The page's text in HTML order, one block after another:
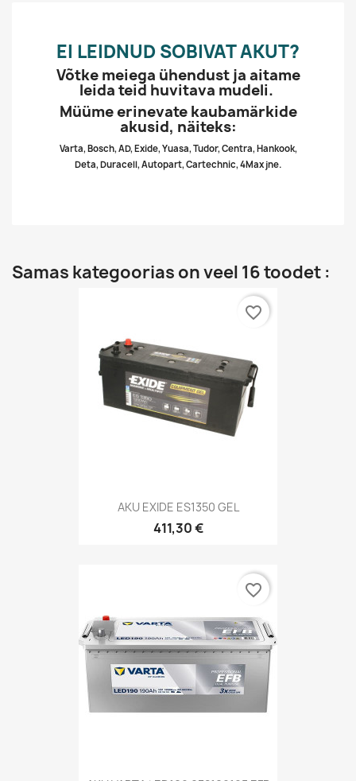
EI LEIDNUD SOBIVAT AKUT?
Võtke meiega ühendust ja aitame
leida teid huvitava mudeli.
Müüme erinevate kaubamärkide
akusid, näiteks:
Varta, Bosch, AD, Exide, Yuasa, Tudor, Centra, Hankook,
Deta, Duracell, Autopart, Cartechnic, 4Max jne.
Samas kategoorias on veel 16 toodet :
AKU EXIDE ES1350 GEL
411,30 €
favorite_border
favorite_border